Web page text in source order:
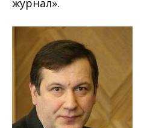
журнал».